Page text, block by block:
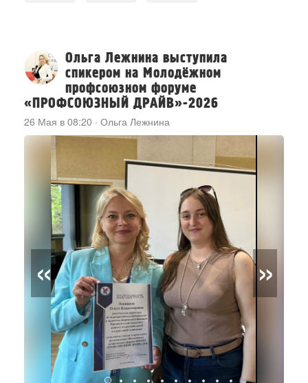
Ольга Лежнина выступила
спикером на Молодёжном
профсоюзном форуме
«ПРОФСОЮЗНЫЙ ДРАЙВ»-2026
26 Мая в 08:20 · Ольга Лежнина
« »